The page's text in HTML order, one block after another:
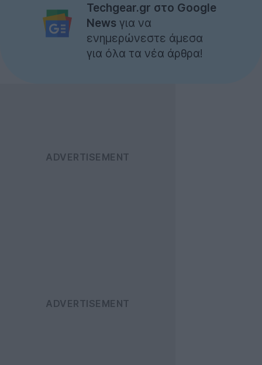
Techgear.gr στο Google
News για να
ενημερώνεστε άμεσα
για όλα τα νέα άρθρα!